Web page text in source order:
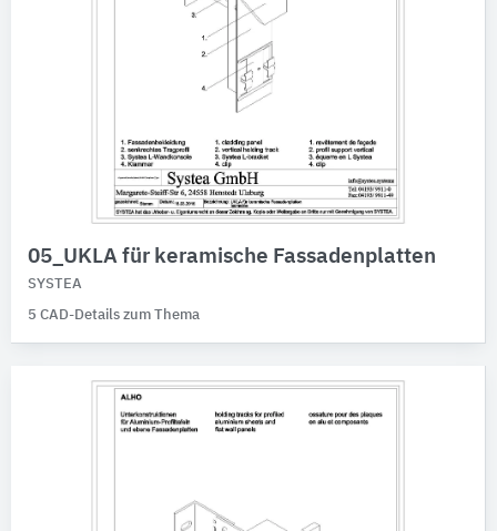
05_UKLA für keramische Fassadenplatten
SYSTEA
5 CAD-Details zum Thema